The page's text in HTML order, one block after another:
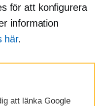
för att konfigurera
information
här.
att länka Google